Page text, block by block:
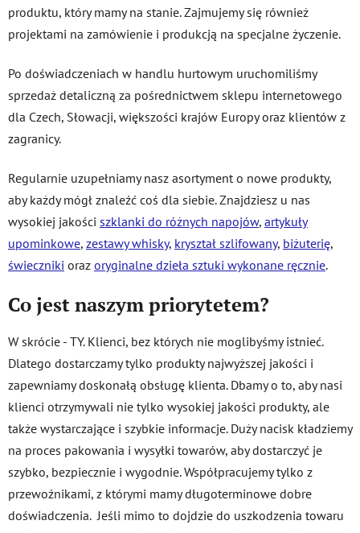
produktu, który mamy na stanie. Zajmujemy się również
projektami na zamówienie i produkcją na specjalne życzenie.
Po doświadczeniach w handlu hurtowym uruchomiliśmy
sprzedaż detaliczną za pośrednictwem sklepu internetowego
dla Czech, Słowacji, większości krajów Europy oraz klientów z
zagranicy.
Regularnie uzupełniamy nasz asortyment o nowe produkty,
aby każdy mógł znaleźć coś dla siebie. Znajdziesz u nas
wysokiej jakości szklanki do różnych napojów, artykuły
upominkowe, zestawy whisky, kryształ szlifowany, biżuterię,
świeczniki oraz oryginalne dzieła sztuki wykonane ręcznie.
Co jest naszym priorytetem?
W skrócie - TY. Klienci, bez których nie moglibyśmy istnieć.
Dlatego dostarczamy tylko produkty najwyższej jakości i
zapewniamy doskonałą obsługę klienta. Dbamy o to, aby nasi
klienci otrzymywali nie tylko wysokiej jakości produkty, ale
także wystarczające i szybkie informacje. Duży nacisk kładziemy
na proces pakowania i wysyłki towarów, aby dostarczyć je
szybko, bezpiecznie i wygodnie. Współpracujemy tylko z
przewoźnikami, z którymi mamy długoterminowe dobre
doświadczenia. Jeśli mimo to dojdzie do uszkodzenia towaru